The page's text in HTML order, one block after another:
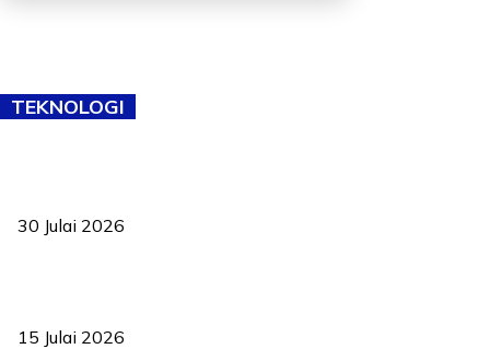
TEKNOLOGI
30 Julai 2026
15 Julai 2026